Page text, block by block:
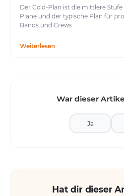
Der Gold-Plan ist die mittlere
Pläne und der typische Plan für
Bands und Crews.
Weiterlesen
War dieser
Ja
Hat dir dieser